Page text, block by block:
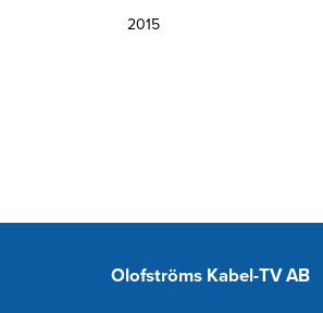
2015
Olofströms Kabel-TV AB